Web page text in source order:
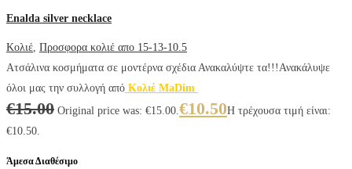
Enalda silver necklace
Κολιέ, Προσφορα κολιέ απο 15-13-10.5
Ατσάλινα κοσμήματα σε μοντέρνα σχέδια Ανακαλύψτε τα!!!Ανακάλυψε
όλοι μας την συλλογή από Κολιέ MaDim
€15.00 Original price was: €15.00.€10.50Η τρέχουσα τιμή είναι:
€10.50.
Άμεσα Διαθέσιμο